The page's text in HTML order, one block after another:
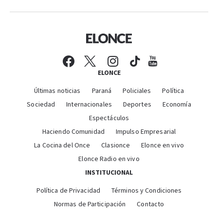
ELONCE
Últimas noticias Paraná Policiales
Política
Sociedad
Internacionales Deportes
Economía
Espectáculos
Haciendo Comunidad
Impulso Empresarial
La Cocina del Once
Clasionce
Elonce en vivo
Elonce Radio en vivo
INSTITUCIONAL
Política de Privacidad
Términos y Condiciones
Normas de Participación
Contacto